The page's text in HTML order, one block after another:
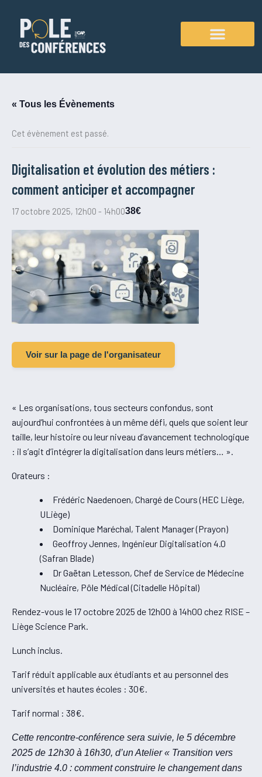
« Tous les Évènements
Cet évènement est passé.
Digitalisation et évolution des métiers :
comment anticiper et accompagner
17 octobre 2025, 12h00 - 14h0038€
Voir sur la page de l'organisateur
« Les organisations, tous secteurs confondus, sont
aujourd’hui confrontées à un même défi, quels que soient leur
taille, leur histoire ou leur niveau d’avancement technologique
: il s’agit d’intégrer la digitalisation dans leurs métiers… ».
Orateurs :
Frédéric Naedenoen, Chargé de Cours (HEC Liège,
ULiège)
Dominique Maréchal, Talent Manager (Prayon)
Geoffroy Jennes, Ingénieur Digitalisation 4.0
(Safran Blade)
Dr Gaëtan Letesson, Chef de Service de Médecine
Nucléaire, Pôle Médical (Citadelle Hôpital)
Rendez-vous le 17 octobre 2025 de 12h00 à 14h00 chez RISE –
Liège Science Park.
Lunch inclus.
Tarif réduit applicable aux étudiants et au personnel des
universités et hautes écoles : 30€.
Tarif normal : 38€.
Cette rencontre-conférence sera suivie, le 5 décembre
2025 de 12h30 à 16h30, d’un Atelier « Transition vers
l’industrie 4.0 : comment construire le changement dans